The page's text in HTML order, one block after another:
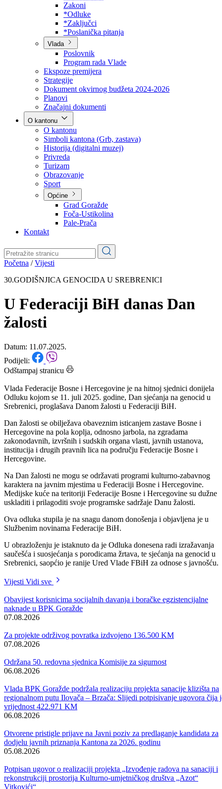
Poslovnik
Program rada Skupštine
Budžet 2026
Zakoni
*Odluke
*Zaključci
*Poslanička pitanja
Vlada
Poslovnik
Program rada Vlade
Ekspoze premijera
Strategije
Dokument okvirnog budžeta 2024-2026
Planovi
Značajni dokumenti
O kantonu
O kantonu
Simboli kantona (Grb, zastava)
Historija (digitalni muzej)
Privreda
Turizam
Obrazovanje
Općine
Pale-Prača
Kontakt
30.GODIŠNJICA GENOCIDA U SREBRENICI
U Federaciji BiH danas Dan
žalosti
Datum: 11.07.2025.
Podijeli:
Odštampaj stranicu